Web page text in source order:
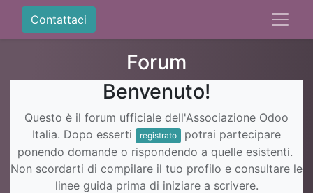
Contattaci
Forum
Benvenuto!
Questo è il forum ufficiale dell'Associazione Odoo
Italia. Dopo esserti
registrato
potrai partecipare
ponendo domande o rispondendo a quelle esistenti.
Non scordarti di compilare il tuo profilo e consultare le
linee guida prima di iniziare a scrivere.